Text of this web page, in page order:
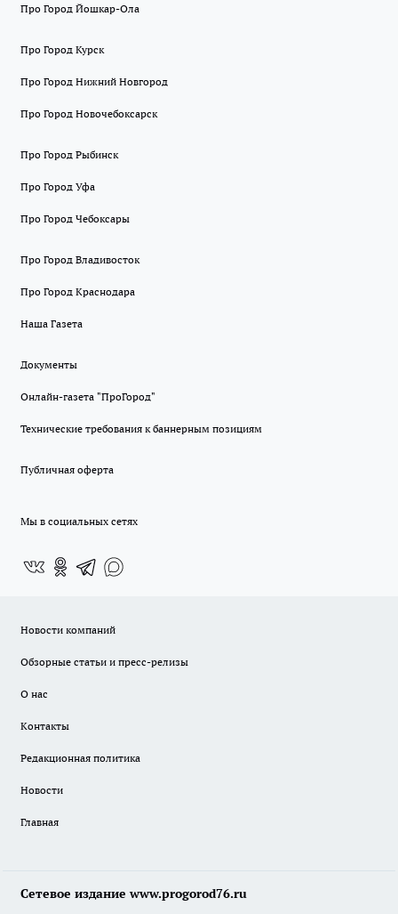
Про Город Йошкар-Ола
Про Город Курск
Про Город Нижний Новгород
Про Город Новочебоксарск
Про Город Рыбинск
Про Город Уфа
Про Город Чебоксары
Про Город Владивосток
Про Город Краснодара
Наша Газета
Документы
Онлайн-газета "ПроГород"
Технические требования к баннерным позициям
Публичная оферта
Мы в социальных сетях
Новости компаний
Обзорные статьи и пресс-релизы
О нас
Контакты
Редакционная политика
Новости
Главная
Сетевое издание www.progorod76.ru